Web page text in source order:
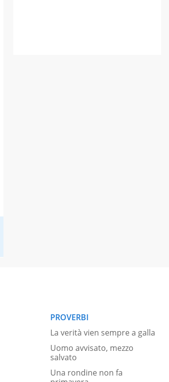
PROVERBI
La verità vien sempre a galla
Uomo avvisato, mezzo
salvato
Una rondine non fa